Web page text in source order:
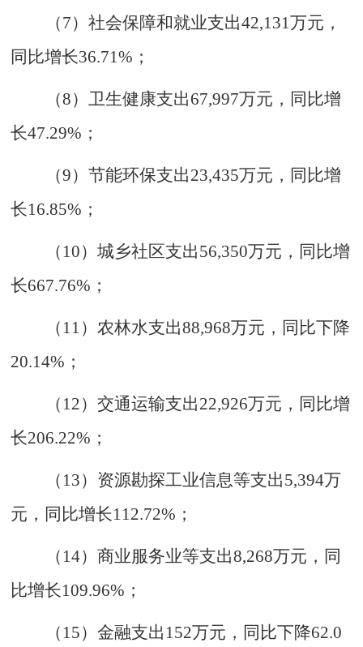
（7）社会保障和就业支出42,131万元 ，
同比增长36.71% ；
（8）卫生健康支出67,997万元 ， 同比增
长47.29% ；
（9）节能环保支出23,435万元 ， 同比增
长16.85% ；
（ 10）城乡社区支出56,350万元 ， 同比增
长667.76% ；
（ 1 1 ）农林水支出88,968万元 ， 同比下降
20.14% ；
（ 1 2）交通运输支出22,926万元 ， 同比增
长206.22% ；
（ 1 3）资源勘探工业信息等支出5,394万
元 ， 同比增长112.72% ；
（ 14）商业服务业等支出8,268万元 ， 同
比增长109.96% ；
（ 1 5）金融支出 152万元 ， 同比下降62.0